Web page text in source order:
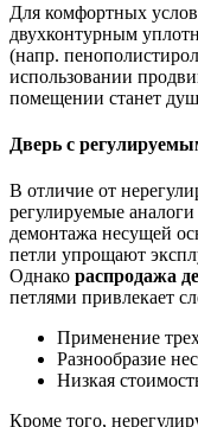
Для комфортных
двухконтурным
(напр.
использовании
помещении станет
Дверь с
В отличие от
регулируемые
демонтажа несущей
петли упрощают
Однако распродажа
петлями привлекает
Применение
Разнообразие
Низкая
Кроме того,